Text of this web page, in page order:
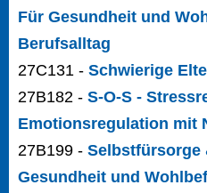
Für Gesundheit und
Berufsalltag
27C131 - Schwierige
27B182 - S-O-S -
Emotionsregulation mit
27B199 - Selbstfürsorge
Gesundheit und